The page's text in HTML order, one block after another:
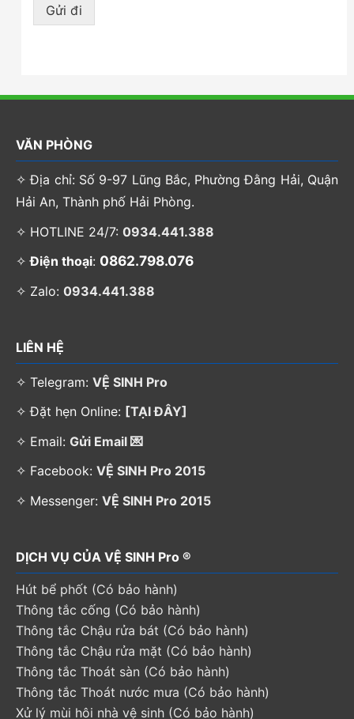
Gửi đi
VĂN PHÒNG
✧ Địa chỉ: Số 9-97 Lũng Bắc, Phường Đằng Hải, Quận
Hải An, Thành phố Hải Phòng.
✧ HOTLINE 24/7: 0934.441.388
✧Điện thoại: 0862.798.076
✧ Zalo: 0934.441.388
LIÊN HỆ
✧ Telegram: VỆ SINH Pro
✧ Đặt hẹn Online: [TẠI ĐÂY]
✧ Email: Gửi Email 💌
✧ Facebook: VỆ SINH Pro 2015
✧ Messenger: VỆ SINH Pro 2015
DỊCH VỤ CỦA VỆ SINH Pro ®
Hút bể phốt (Có bảo hành)
Thông tắc cống (Có bảo hành)
Thông tắc Chậu rửa bát (Có bảo hành)
Thông tắc Chậu rửa mặt (Có bảo hành)
Thông tắc Thoát sàn (Có bảo hành)
Thông tắc Thoát nước mưa (Có bảo hành)
Xử lý mùi hôi nhà vệ sinh (Có bảo hành)